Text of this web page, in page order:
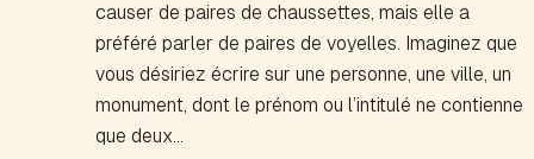
causer de paires de chaussettes, mais elle a
préféré parler de paires de voyelles. Imaginez que
vous désiriez écrire sur une personne, une ville, un
monument, dont le prénom ou l’intitulé ne contienne
que deux…